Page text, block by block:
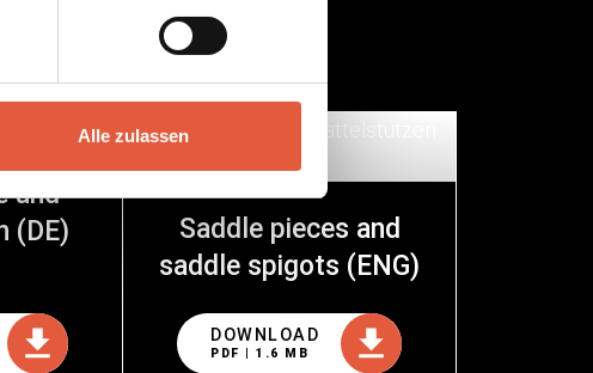
Alle zulassen
und
(DE)
Saddle pieces and
saddle spigots (ENG)
DOWNLOAD
PDF | 1.6 MB